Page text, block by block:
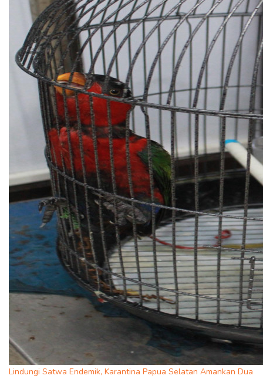
Lindungi Satwa Endemik, Karantina Papua Selatan Amankan Dua